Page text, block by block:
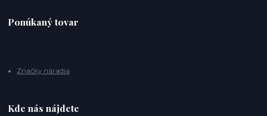
Ponúkaný tovar
Značky náradia
Kde nás nájdete